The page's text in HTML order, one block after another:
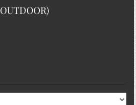
OUTDOOR)